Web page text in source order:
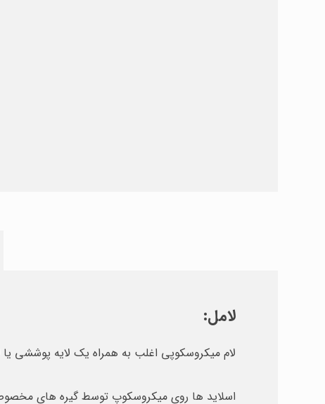
لامل:
لام میکروسکوپی اغلب به همراه یک لایه پوششی
اسلاید ها روی میکروسکوپ توسط گیره های